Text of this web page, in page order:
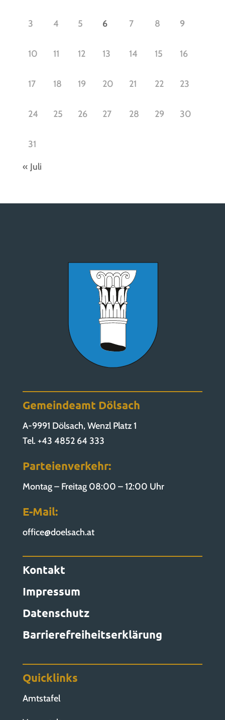
3 4 5 6 7 8 9
10 11 12 13 14 15 16
17 18 19 20 21 22 23
24 25 26 27 28 29 30
31
« Juli
Gemeindeamt Dölsach
A-9991 Dölsach, Wenzl Platz 1
Tel. +43 4852 64 333
Parteienverkehr:
Montag – Freitag 08:00 – 12:00 Uhr
E-Mail:
office@doelsach.at
Kontakt
Impressum
Datenschutz
Barrierefreiheitserklärung
Quicklinks
Amtstafel